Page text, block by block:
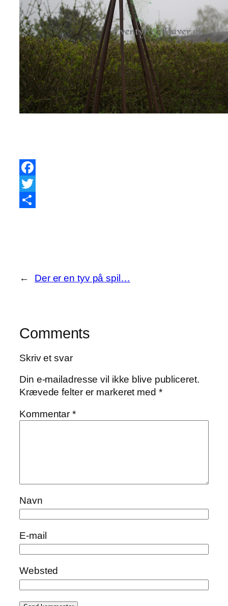
Facebook
Twitter
← Der er en tyv på spil…
Comments
Skriv et svar
Din e-mailadresse vil ikke blive publiceret.
Krævede felter er markeret med *
Kommentar*
Navn
E-mail
Websted